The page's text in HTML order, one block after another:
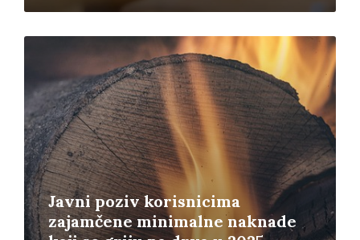
Javni poziv korisnicima
zajamčene minimalne naknade
Read